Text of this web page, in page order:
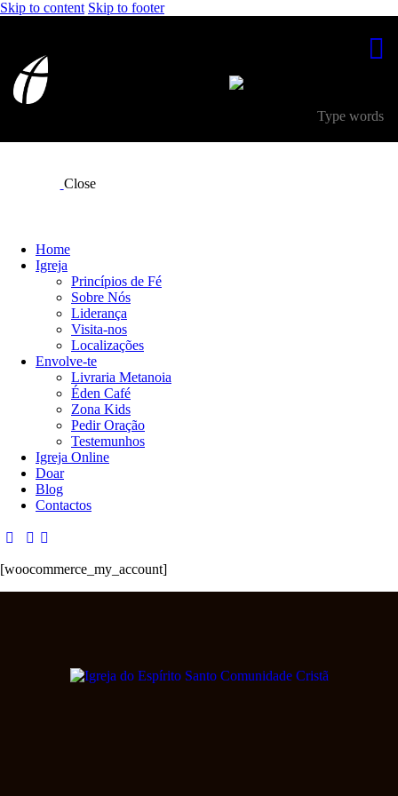
Skip to content Skip to footer
Close
Home
Igreja
Princípios de Fé
Sobre Nós
Liderança
Visita-nos
Localizações
Envolve-te
Livraria Metanoia
Éden Café
Zona Kids
Pedir Oração
Testemunhos
Igreja Online
Doar
Blog
Contactos
[woocommerce_my_account]